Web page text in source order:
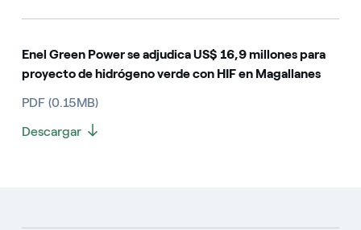
Enel Green Power se adjudica US$ 16,9 millones para
proyecto de hidrógeno verde con HIF en Magallanes
PDF (0.15MB)
Descargar